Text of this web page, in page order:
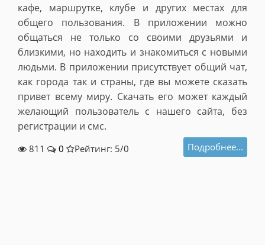
кафе, маршрутке, клубе и других местах для
общего пользования. В приложении можно
общаться не только со своими друзьями и
близкими, но находить и знакомиться с новыми
людьми. В приложении присутствует общий чат,
как города так и страны, где вы можете сказать
привет всему миру. Скачать его может каждый
желающий пользователь с нашего сайта, без
регистрации и смс.
811 0 Рейтинг: 5/0 Подробнее...